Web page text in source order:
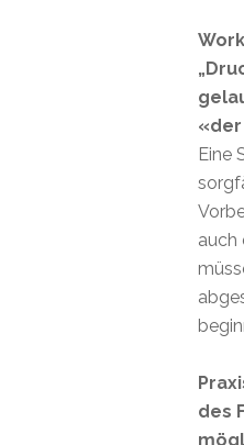
Eine
auch
des